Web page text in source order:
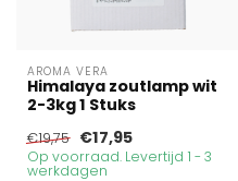
AROMA VERA
Himalaya zoutlamp wit
2-3kg 1 Stuks
€19,75 €17,95
Op voorraad. Levertijd 1 - 3
werkdagen